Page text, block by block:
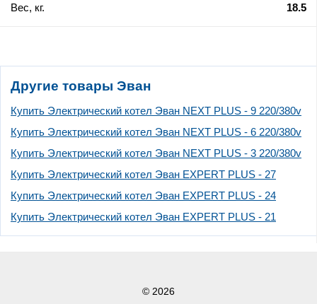
Вес, кг. 18.5
Другие товары Эван
Купить Электрический котел Эван NEXT PLUS - 9 220/380v
Купить Электрический котел Эван NEXT PLUS - 6 220/380v
Купить Электрический котел Эван NEXT PLUS - 3 220/380v
Купить Электрический котел Эван EXPERT PLUS - 27
Купить Электрический котел Эван EXPERT PLUS - 24
Купить Электрический котел Эван EXPERT PLUS - 21
© 2026